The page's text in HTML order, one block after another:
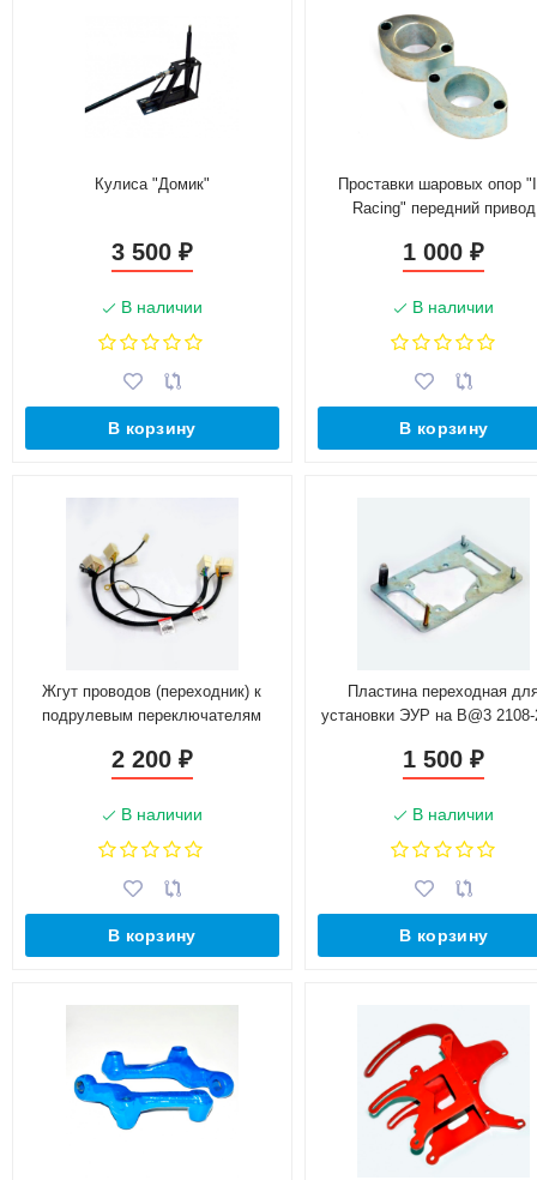
Кулиса "Домик"
3 500 ₽
В наличии
В корзину
Проставки шаровых опор
Racing" передний привод
1 000₽
В наличии
В корзину
Жгут проводов (переходник) к
подрулевым переключателям
2 200 ₽
В наличии
В корзину
Пластина переходная
установки ЭУР на B@3 2108-
1 500₽
В наличии
В корзину